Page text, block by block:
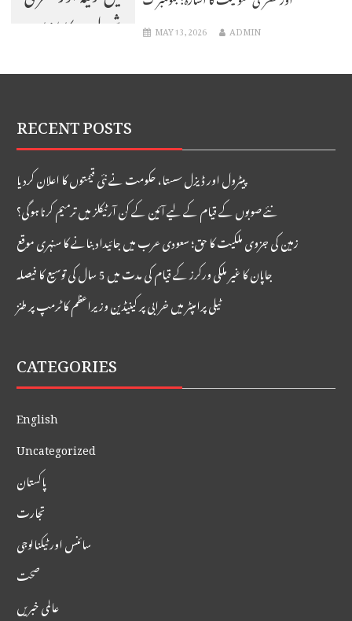
شمولیت کا اشارہ:
MAY 13, 2026 ADMIN
RECENT POSTS
پیٹرول اور ڈیزل سستا، حکومت نے نئی قیمتوں کا اعلان کردیا
نئے صوبوں کے قیام کے لیے آئین کے کن آرٹیکلز میں ترمیم کرنا ہوگی؟
زمین کی جزوی ملکیت کا حق؛ سعودی عرب میں جائیداد بنانے کا سنہری موقع
جاپان کا غیر ملکی ورکرز کے قیام کی مدت میں 5 سال کی توسیع کا فیصلہ
ٹیلی پرامپٹر میں خرابی پر کینیڈین وزیراعظم کا ٹرمپ پر طنز
CATEGORIES
English
Uncategorized
پاکستان
تجارت
سائنس اور ٹیکنالوجی
صحت
عالمی خبریں